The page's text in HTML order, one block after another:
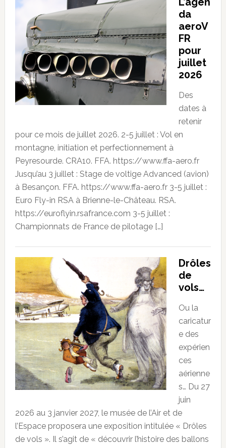
da
aeroV
FR
pour
juillet
2026
Des
dates à
retenir
pour ce mois de juillet 2026. 2-5 juillet : Vol en
montagne, initiation et perfectionnement à
Peyresourde. CRA10. FFA. https://www.ffa-aero.fr
Jusqu’au 3 juillet : Stage de voltige Advanced (avion)
à Besançon. FFA. https://www.ffa-aero.fr 3-5 juillet :
Euro Fly-in RSA à Brienne-le-Château. RSA.
https://euroflyin.rsafrance.com 3-5 juillet :
Championnats de France de pilotage […]
Drôles
de
vols…
Ou la
caricatur
e des
expérien
ces
aérienne
s… Du 27
juin
2026 au 3 janvier 2027, le musée de l’Air et de
l’Espace proposera une exposition intitulée « Drôles
de vols ». Il s’agit de « découvrir l’histoire des ballons